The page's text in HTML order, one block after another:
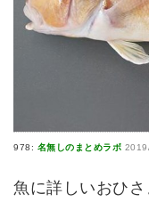
978: 名無しのまとめラボ
魚に詳しいおひ